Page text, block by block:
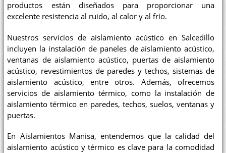
productos están diseñados para proporcionar una
excelente resistencia al ruido, al calor y al frío.
Nuestros servicios de aislamiento acústico en Salcedillo
incluyen la instalación de paneles de aislamiento acústico,
ventanas de aislamiento acústico, puertas de aislamiento
acústico, revestimientos de paredes y techos, sistemas de
aislamiento acústico, entre otros. Además, ofrecemos
servicios de aislamiento térmico, como la instalación de
aislamiento térmico en paredes, techos, suelos, ventanas y
puertas.
En Aislamientos Manisa, entendemos que la calidad del
aislamiento acústico y térmico es clave para la comodidad